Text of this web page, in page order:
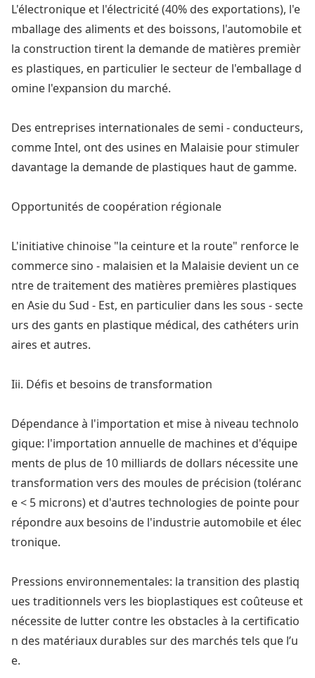
L'électronique et l'électricité (40% des exportations), l'e
mballage des aliments et des boissons, l'automobile et
la construction tirent la demande de matières premièr
es plastiques, en particulier le secteur de l'emballage d
omine l'expansion du marché.
Des entreprises internationales de semi - conducteurs,
comme Intel, ont des usines en Malaisie pour stimuler
davantage la demande de plastiques haut de gamme.
Opportunités de coopération régionale
L'initiative chinoise "la ceinture et la route" renforce le
commerce sino - malaisien et la Malaisie devient un ce
ntre de traitement des matières premières plastiques
en Asie du Sud - Est, en particulier dans les sous - secte
urs des gants en plastique médical, des cathéters urin
aires et autres.
Iii. Défis et besoins de transformation
Dépendance à l'importation et mise à niveau technolo
gique: l'importation annuelle de machines et d'équipe
ments de plus de 10 milliards de dollars nécessite une
transformation vers des moules de précision (toléranc
e < 5 microns) et d'autres technologies de pointe pour
répondre aux besoins de l'industrie automobile et élec
tronique.
Pressions environnementales: la transition des plastiq
ues traditionnels vers les bioplastiques est coûteuse et
nécessite de lutter contre les obstacles à la certificatio
n des matériaux durables sur des marchés tels que l’u
e.